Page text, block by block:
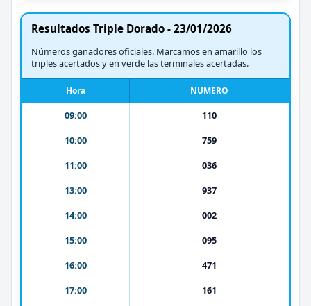
Resultados Triple Dorado - 23/01/2026
Números ganadores oficiales. Marcamos en amarillo los
triples acertados y en verde las terminales acertadas.
Hora NUMERO
09:00
110
10:00
759
11:00
036
13:00
937
14:00
002
15:00
095
16:00
471
17:00
161